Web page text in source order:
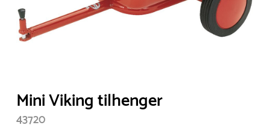
1
of
Mini Viking tilhenger
43720